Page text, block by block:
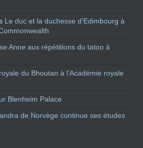
Le duc et la duchesse d’Edimbourg à
Anne aux répétitions du tatoo à
du Bhoutan à l’Académie royale
Blenheim Palace
de Norvège continue ses études